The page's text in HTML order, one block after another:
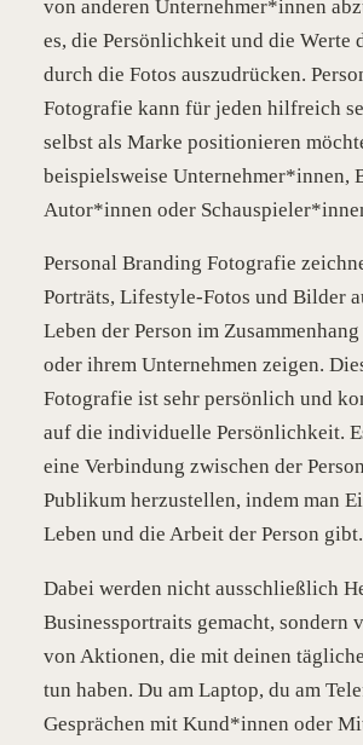
von anderen Unternehmer*innen
es, die Persönlichkeit und die Werte
durch die Fotos auszudrücken.
Fotografie kann für jeden hilfreich
selbst als Marke positionieren
beispielsweise Unternehmer*innen,
Autor*innen oder
Personal Branding Fotografie
Porträts, Lifestyle-Fotos und Bilder
Leben der Person im
oder ihrem Unternehmen zeigen.
Fotografie ist sehr persönlich und
auf die individuelle Persönlichkeit.
eine Verbindung zwischen der
Publikum herzustellen, indem man
Leben und die Arbeit der Person gibt.
Dabei werden nicht ausschließlich
Businessportraits gemacht, sondern
von Aktionen, die mit deinen
tun haben. Du am Laptop, du am
Gesprächen mit Kund*innen oder